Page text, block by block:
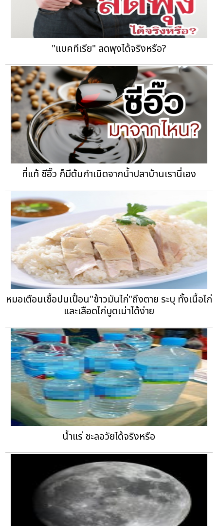
"แบคทีเรีย" ลดพุงได้จริงหรือ?
ที่แท้ ซีอิ๊ว ก็มีต้นกำเนิดจากน้ำปลาบ้านเรานี่เอง
หมอเตือนเชื้อปนเปื้อน"ข้าวมันไก่"ถึงตาย ระบุ ทั้งเนื้อไก่
และเลือดไก่บูดเน่าได้ง่าย
น้ำแร่ ชะลอวัยได้จริงหรือ